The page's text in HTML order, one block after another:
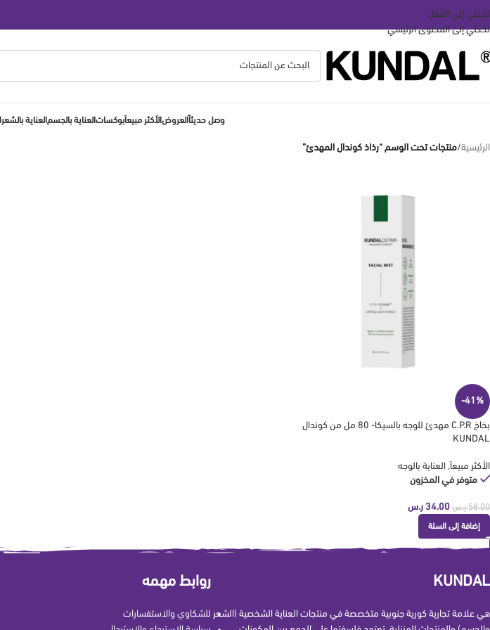
تخطي إلى التنقل
تخطي إلى المحتوى الرئيسي
وصل حديثاً العروض الأكثر مبيعاَبوكسات العناية بالجسم العناية بالشعر
الرئيسية/منتجات تحت الوسم “رذاذ كوندال المهدئ”
-41%
بخاخ C.P.R مهدئ للوجه بالسيكا- 80 مل من كوندال
KUNDAL
الأكثر مبيعاَ, العناية بالوجه
متوفر في المخزون
58.00 ر.س 34.00 ر.س
إضافة إلى السلة
KUNDAL
هي علامة تجارية كورية جنوبية متخصصة في منتجات العناية الشخصية (الشعر
روابط مهمه
للشكاوي والاستفسارات